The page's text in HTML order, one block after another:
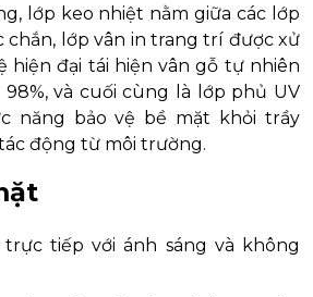
lớp keo nhiệt nằm giữa các lớp
lớp vân in trang trí được xử
hiện đại tái hiện vân gỗ tự nhiên
và cuối cùng là lớp phủ UV
năng bảo vệ bề mặt khỏi trầy
động từ môi trường.
tiếp với ánh sáng và không